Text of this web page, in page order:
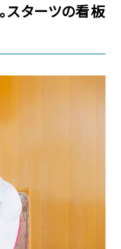
スターツの看板